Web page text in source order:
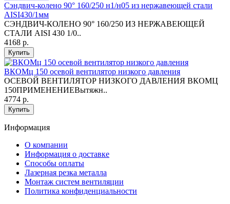
Сэндвич-колено 90° 160/250 н1/н05 из нержавеющей стали
AISI430/1мм
СЭНДВИЧ-КОЛЕНО 90° 160/250 ИЗ НЕРЖАВЕЮЩЕЙ
СТАЛИ AISI 430 1/0..
4168 р.
Купить
ВКОМц 150 осевой вентилятор низкого давления
ОСЕВОЙ ВЕНТИЛЯТОР НИЗКОГО ДАВЛЕНИЯ ВКОМЦ
150ПРИМЕНЕНИЕВытяжн..
4774 р.
Купить
Информация
O компании
Информация о доставке
Способы оплаты
Лазерная резка металла
Монтаж систем вентиляции
Политика конфиденциальности